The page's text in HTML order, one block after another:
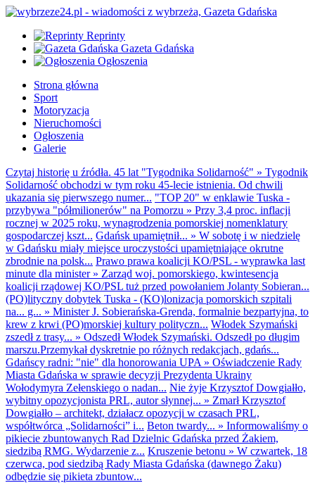
Reprinty
Gazeta Gdańska
Ogłoszenia
Strona główna
Sport
Motoryzacja
Nieruchomości
Ogłoszenia
Galerie
Czytaj historię u źródła. 45 lat "Tygodnika Solidarność" » Tygodnik
Solidarność obchodzi w tym roku 45-lecie istnienia. Od chwili
ukazania się pierwszego numer... "TOP 20" w enklawie Tuska -
przybywa "półmilionerów" na Pomorzu » Przy 3,4 proc. inflacji
rocznej w 2025 roku, wynagrodzenia pomorskiej nomenklatury
gospodarczej kszt... Gdańsk upamiętnił... » W sobotę i w niedzielę
w Gdańsku miały miejsce uroczystości upamiętniające okrutne
zbrodnie na polsk... Prawo prawa koalicji KO/PSL - wyprawka last
minute dla minister» Zarząd woj. pomorskiego, kwintesencja
koalicji rządowej KO/PSL tuż przed powołaniem Jolanty Sobieran...
(PO)lityczny dobytek Tuska - (KO)lonizacja pomorskich szpitali
na... g... » Minister J. Sobierańska-Grenda, formalnie bezpartyjna, to
krew z krwi (PO)morskiej kultury polityczn... Włodek Szymański
zszedł z trasy... » Odszedł Włodek Szymański. Odszedł po długim
marszu.Przemykał dyskretnie po różnych redakcjach, gdańs...
Gdańscy radni: "nie" dla honorowania UPA » Oświadczenie Rady
Miasta Gdańska w sprawie decyzji Prezydenta Ukrainy
Wołodymyra Zełenskiego o nadan... Nie żyje Krzysztof Dowgiałło,
wybitny opozycjonista PRL, autor słynnej... » Zmarł Krzysztof
Dowgiałło – architekt, działacz opozycji w czasach PRL,
współtwórca „Solidarności” i... Beton twardy... » Informowaliśmy o
pikiecie zbuntowanych Rad Dzielnic Gdańska przed Żakiem,
siedzibą RMG. Wydarzenie z... Kruszenie betonu » W czwartek, 18
czerwca, pod siedzibą Rady Miasta Gdańska (dawnego Żaku)
odbędzie się pikieta zbuntow...